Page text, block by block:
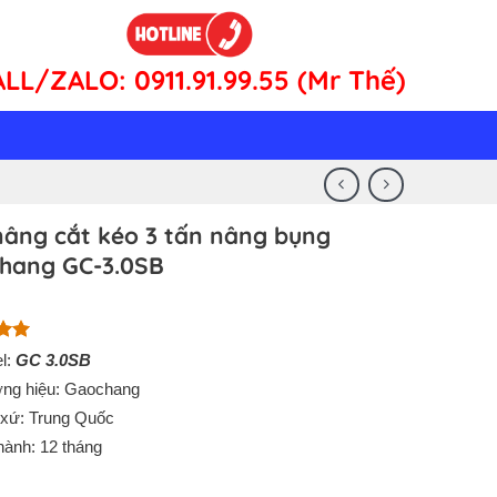
ZALO: 0911.91.99.55 (Mr Thế)
cắt kéo 3 tấn nâng bụng
GC-3.0SB
5
GC 3.0SB
hiệu: Gaochang
Trung Quốc
12 tháng